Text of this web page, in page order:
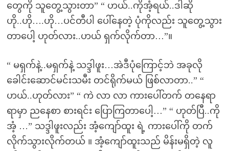
တွေကို သူတွေ့သွားတာ” “ ဟယ်..ကိုအံ့ရယ်..ဒါဆို
ဟို..ဟို….ဟို…ပင်တီပါ ပေါ်နေတဲ့ ပုံကိုလည်း သူတွေ့သွား
တာပေါ့ ဟုတ်လား..ဟယ် ရှက်လိုက်တာ…”။
“ မရှက်နဲ့..မရှက်နဲ့ သဒ္ဒါဖူး…အဲဒီပုံကြောင့်ဘဲ အခုလို
ခေါင်းဆောင်မင်းသမီး တင်ရိုက်မယ် ဖြစ်လာတာ..” “
ဟယ်..ဟုတ်လား” “ ကဲ လာ လာ ကားပေါ်တက် တနေရာ
ရာမှာ ညနေစာ စားရင်း ပြောကြတာပေါ့…” “ ဟုတ်ပြီ..ကို
အံ့ …” သဒ္ဒါဖူးလည်း အံ့ကျော်ထူး ရဲ့ ကားပေါ်ကို တက်
လိုက်သွားလိုက်တယ် ။ အံ့ကျော်ထူးသည် မိန်းမရှိတဲ့ လူ